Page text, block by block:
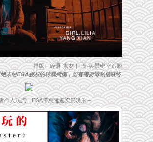
排版 | 碎语 素材 | 瞳·实景密室逃脱
未经EGA授权的转载摘编，如有需要请私信联络
个人观点，EGA带您逛遍实景娱乐 –